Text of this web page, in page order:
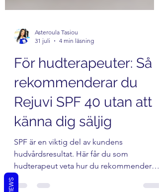
31 juli
4 min läsning
För hudterapeuter: Så
rekommenderar du
Rejuvi SPF 40 utan att
känna dig säljig
SPF är en viktig del av kundens
hudvårdsresultat. Här får du som
hudterapeut veta hur du rekommenderar